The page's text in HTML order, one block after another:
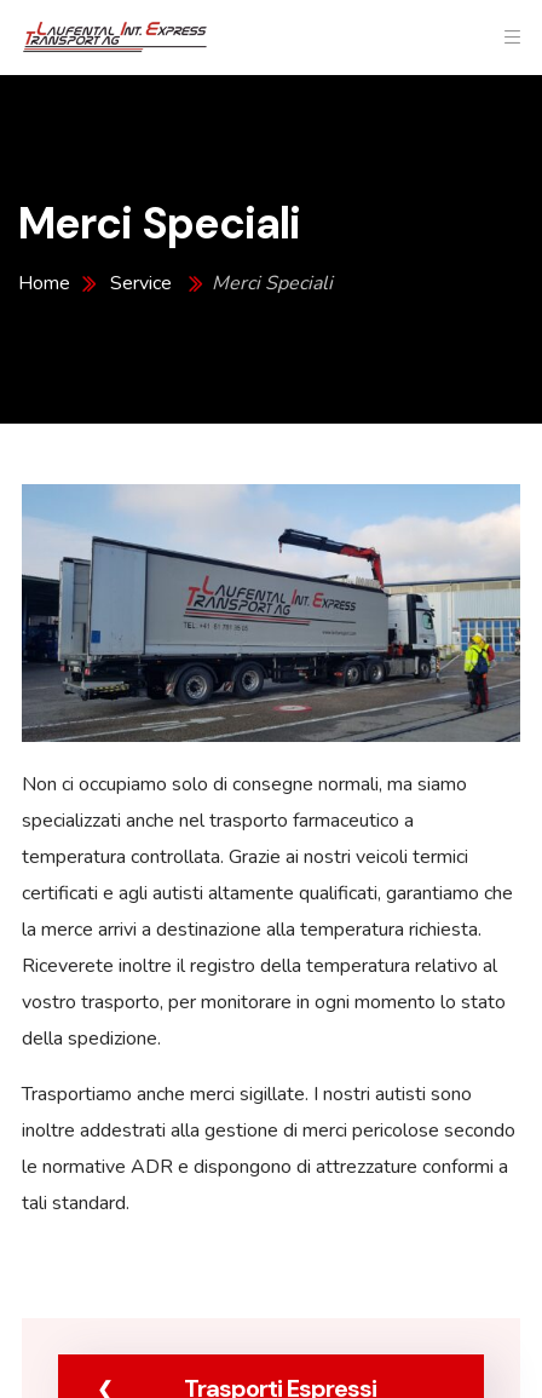
Merci Speciali
Home Service Merci Speciali
Non ci occupiamo solo di consegne normali, ma siamo
specializzati anche nel trasporto farmaceutico a
temperatura controllata. Grazie ai nostri veicoli termici
certificati e agli autisti altamente qualificati, garantiamo che
la merce arrivi a destinazione alla temperatura richiesta.
Riceverete inoltre il registro della temperatura relativo al
vostro trasporto, per monitorare in ogni momento lo stato
della spedizione.
Trasportiamo anche merci sigillate. I nostri autisti sono
inoltre addestrati alla gestione di merci pericolose secondo
le normative ADR e dispongono di attrezzature conformi a
tali standard.
Trasporti Espressi